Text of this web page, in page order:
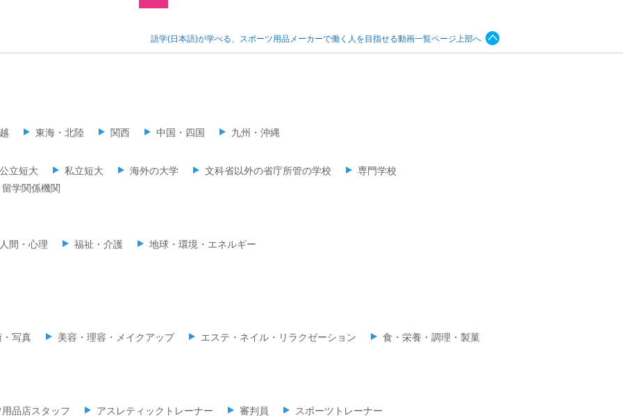
語学(日本語)が学べる、スポーツ用品メーカーで働く人を目指せる動画一覧ページ上部へ
東海・北陸 関西 中国・四国 九州・沖縄
立短大 私立短大 海外の大学 文科省以外の省庁所管の学校
専門学校
留学関係機関
人間・心理 福祉・介護 地球・環境・エネルギー
写真 美容・理容・メイクアップ エステ・ネイル・リラクゼーション 食・栄養・調理・製菓
品店スタッフ アスレティックトレーナー 審判員 スポーツトレーナー